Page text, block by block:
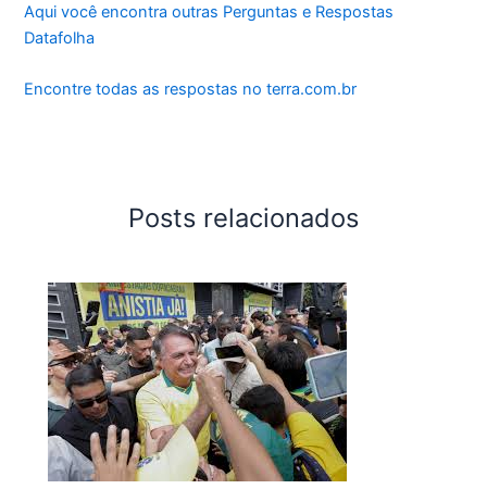
Aqui você encontra outras Perguntas e Respostas
Datafolha
Encontre todas as respostas no terra.com.br
Posts relacionados